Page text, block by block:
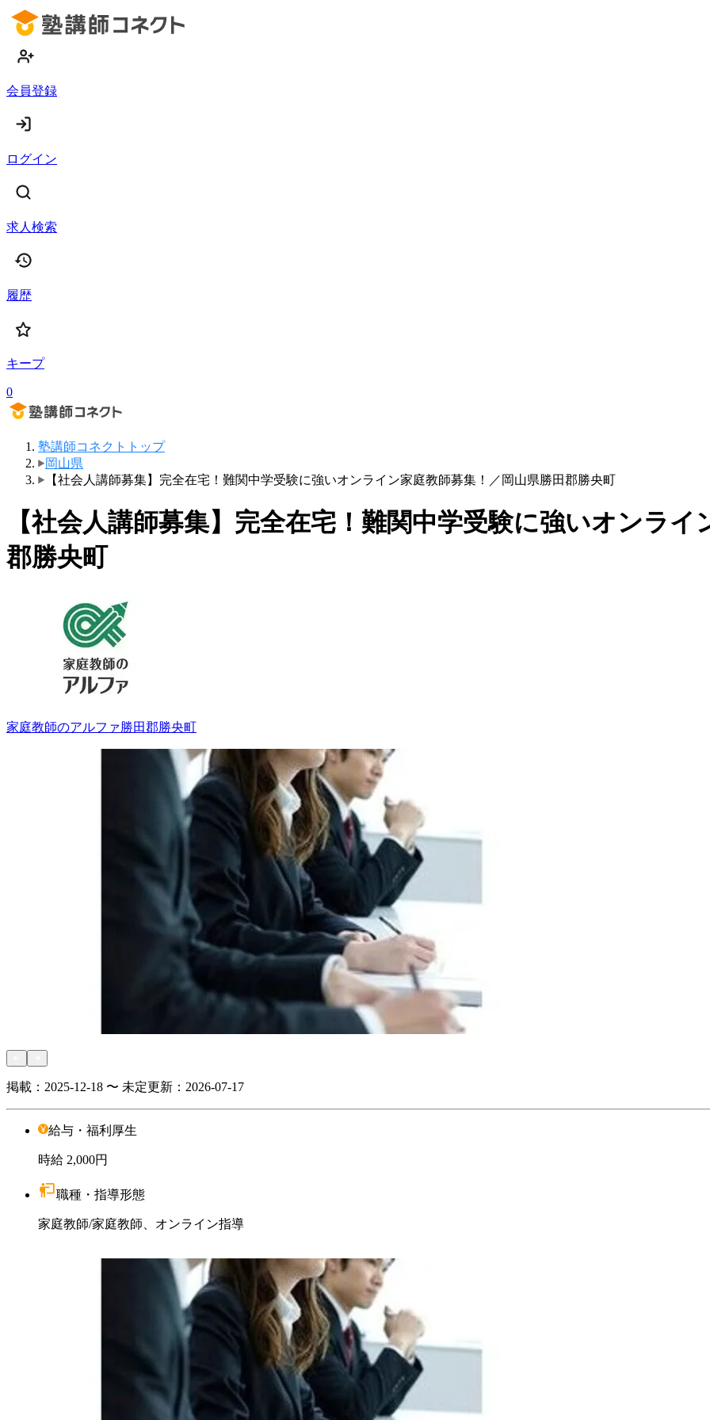
会員登録
ログイン
求人検索
履歴
キープ
0
塾講師コネクトトップ
岡山県
【社会人講師募集】完全在宅！難関中学受験に強いオンライン家庭教師募集！／岡山県勝田郡勝央町
【社会人講師募集】完全在宅！難関中学受験に強いオンラ
郡勝央町
家庭教師のアルファ勝田郡勝央町
掲載： 2025-12-18 〜 未定更新： 2026-07-17
給与・福利厚生
時給 2,000円
職種・指導形態
家庭教師/家庭教師、オンライン指導